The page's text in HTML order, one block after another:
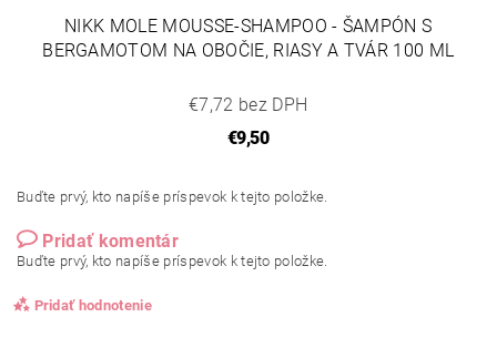
NIKK MOLE MOUSSE-SHAMPOO - ŠAMPÓN S
BERGAMOTOM NA OBOČIE, RIASY A TVÁR 100 ML
€7,72 bez DPH
€9,50
Buďte prvý, kto napíše príspevok k tejto položke.
Pridať komentár
Buďte prvý, kto napíše príspevok k tejto položke.
Pridať hodnotenie